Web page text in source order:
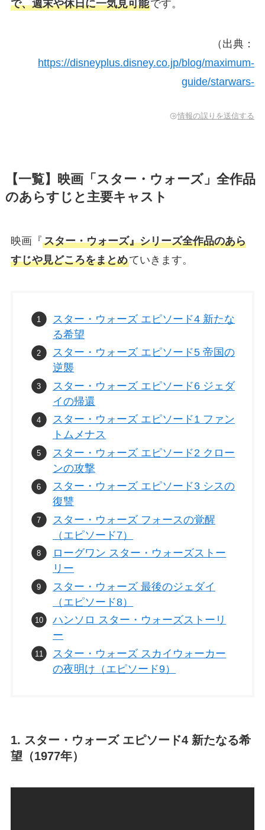
で、週末や休日に一気見可能です。
（出典：
https://disneyplus.disney.co.jp/blog/maximum-
guide/starwars-
情報の誤りを送信する
【一覧】映画「スター・ウォーズ」全作品
のあらすじと主要キャスト
映画『スター・ウォーズ』シリーズ全作品のあら
すじや見どころをまとめていきます。
スター・ウォーズ エピソード4 新たな
る希望
スター・ウォーズ エピソード5 帝国の
逆襲
スター・ウォーズ エピソード6 ジェダ
イの帰還
スター・ウォーズ エピソード1 ファン
トムメナス
スター・ウォーズ エピソード2 クロー
ンの攻撃
スター・ウォーズ エピソード3 シスの
復讐
スター・ウォーズ フォースの覚醒
（エピソード7）
ローグワン スター・ウォーズストー
リー
スター・ウォーズ 最後のジェダイ
（エピソード8）
ハンソロ スター・ウォーズストーリ
ー
スター・ウォーズ スカイウォーカー
の夜明け（エピソード9）
1. スター・ウォーズ エピソード4 新たなる希
望（1977年）